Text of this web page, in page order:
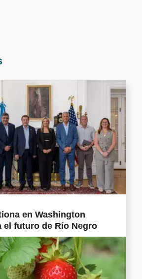
en Washington
el futuro de Río Negro